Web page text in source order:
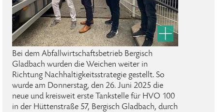
Bei dem Abfallwirtschaftsbetrieb Bergisch
Gladbach wurden die Weichen weiter in
Richtung Nachhaltigkeitsstrategie gestellt. So
wurde am Donnerstag, den 26. Juni 2025 die
neue und kreisweit erste Tankstelle für HVO 100
in der Hüttenstraße 57, Bergisch Gladbach, durch